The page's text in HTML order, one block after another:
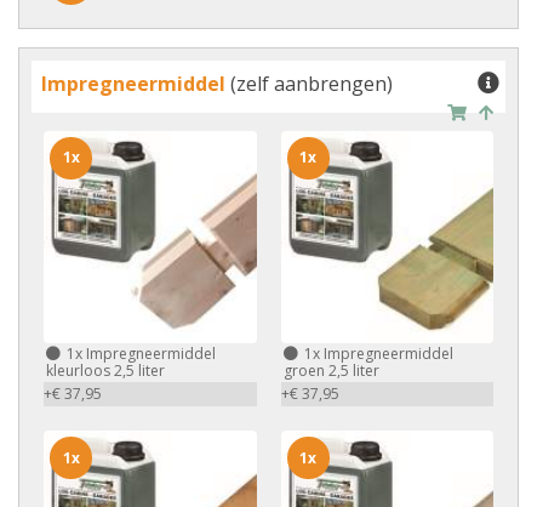
Impregneermiddel (zelf aanbrengen)
1x Impregneermiddel
kleurloos 2,5 liter
+€ 37,95
1x
1xImpregneermiddel
groen 2,5 liter
+€ 37,95
1x
1x 1x